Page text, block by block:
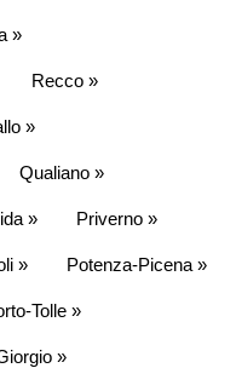
»
Recco »
»
Qualiano »
» Priverno »
» Potenza-Picena »
Tolle »
»